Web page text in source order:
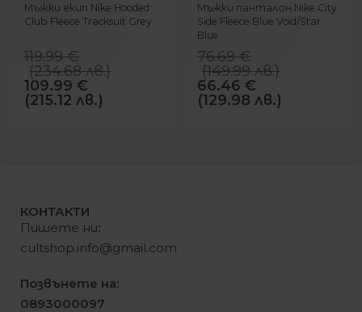
Мъжки екип Nike Hooded
Club Fleece Тracksuit Grey
119.99€
(234.68лв.)
109.99 €
(215.12 лв.)
Мъжки панталон Nike City
Side Fleece Blue Void/Star
Blue
76.69€
(149.99лв.)
66.46 €
(129.98 лв.)
КОНТАКТИ
Пишете ни:
cultshop.info@gmail.com
Позвънете на:
0893000097